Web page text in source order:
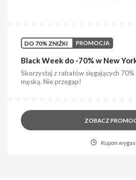
DO 70% ZNIŻKI PROMOCJA
Black Week do -70% w New
Skorzystaj z rabatów sięgających
męską. Nie przegap!
ZOBACZ
Kupon